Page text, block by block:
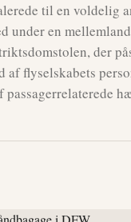
til en voldelig
under en
der
af flyselskabets